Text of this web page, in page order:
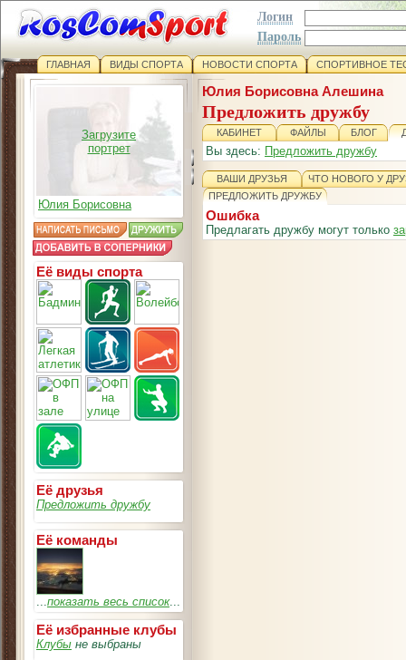
Логин
Пароль
ГЛАВНАЯ ВИДЫ СПОРТА НОВОСТИ СПОРТА СПОРТИВНОЕ
Загрузите
портрет
Юлия Борисовна
Её виды спорта
Её друзья
Предложить дружбу
Её команды
...показать весь список...
Её избранные клубы
Клубы не выбраны
Юлия Борисовна Алешина
Предложить дружбу
КАБИНЕТ ФАЙЛЫ БЛОГ
Вы здесь: Предложить дружбу
ВАШИ ДРУЗЬЯ
ЧТО НОВОГО У
ПРЕДЛОЖИТЬ ДРУЖБУ
Ошибка
Предлагать дружбу могут только